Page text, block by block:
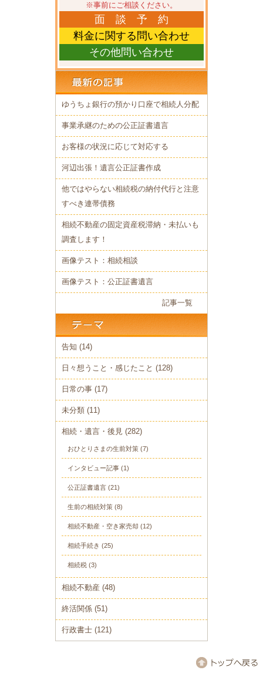
※事前にご相談ください。
面 談 予 約
料金に関する問い合わせ
その他問い合わせ
ゆうちょ銀行の預かり口座で相続人分配
事業承継のための公正証書遺言
お客様の状況に応じて対応する
河辺出張！遺言公正証書作成
他ではやらない相続税の納付代行と注意
すべき連帯債務
相続不動産の固定資産税滞納・未払いも
調査します！
画像テスト：相続相談
画像テスト：公正証書遺言
記事一覧
告知 (14)
日々想うこと・感じたこと (128)
日常の事 (17)
未分類 (11)
相続・遺言・後見 (282)
おひとりさまの生前対策 (7)
インタビュー記事 (1)
公正証書遺言 (21)
生前の相続対策 (8)
相続不動産・空き家売却 (12)
相続手続き (25)
相続税 (3)
相続不動産 (48)
終活関係 (51)
行政書士 (121)